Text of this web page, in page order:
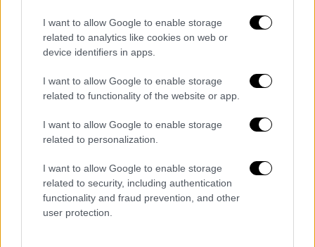
I want to allow Google to enable storage
related to analytics like cookies on web or
device identifiers in apps.
I want to allow Google to enable storage
related to functionality of the website or app.
I want to allow Google to enable storage
related to personalization.
I want to allow Google to enable storage
related to security, including authentication
functionality and fraud prevention, and other
user protection.
αγορές όπως ηΝότια Ασία, η Μέση Ανατολή,
η Αφρική, η Ευρώπη, η Λατινική Αμερική και η
περιοχή Ασίας-Ειρηνικού.
«Αυξήσεις τιμών και προσαρμογές τιμών και
επιχειρηματικής μας εργαλειοθήκης και θα
το κάνουμε όταν έχει νόημα», δήλωσε ο
Norstromστην εφημερίδα.
Οι αυξήσεις των τιμών σε συνδυασμό με τις
προσπάθειες μείωσης του κόστους τα